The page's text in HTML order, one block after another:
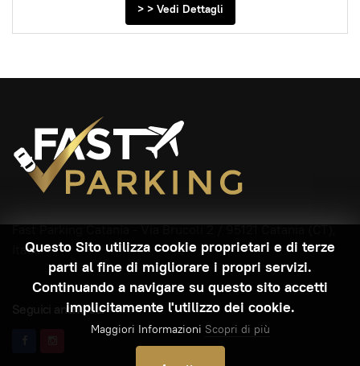
> > Vedi Dettagli
Fast Parking Catania -Via Brucoli 2/ 95121 Catania (CT),
Italia
Seguici anche su:
Questo Sito utilizza cookie proprietari e di terze
parti al fine di migliorare i propri servizi.
Continuando a navigare su questo sito accetti
implicitamente l'utilizzo dei cookie.
Maggiori Informazioni Scopri di più